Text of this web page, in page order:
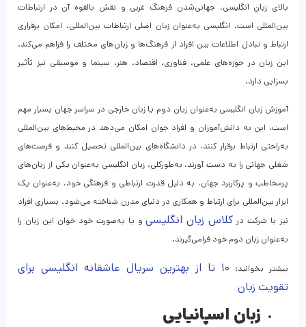
بالای زبان انگلیسی، جهانی‌شدن فرهنگ غربی و نقش بالقوه آن در ارتباطات
بین‌المللی است. انگلیسی به‌عنوان زبان اصلی ارتباطات بین‌المللی، امکان برقراری
ارتباط و تبادل اطلاعات بین افراد از فرهنگ‌ها و زبان‌های مختلف را فراهم می‌کند.
این زبان در حوزه‌های علمی، فناوری، اقتصاد، هنر، سینما و موسیقی نیز تأثیر
بسزایی دارد.
آموزش زبان انگلیسی به‌عنوان زبان دوم یا زبان خارجی در سراسر جهان بسیار مهم
است. این به دانش‌آموزان و افراد جوان امکان می‌دهد در محیط‌های بین‌المللی
به‌راحتی ارتباط برقرار کنند، در دانشگاه‌های بین‌المللی تحصیل کنند و فرصت‌های
شغلی جهانی را به دست آورند. به‌طورکلی، زبان انگلیسی به‌عنوان یکی از زبان‌های
پرمخاطب و پرکاربرد جهان، به دلیل قدرت ارتباطی و فرهنگی خود، به‌عنوان یک
ابزار بین‌المللی برای ارتباط و همکاری در دنیای مدرن شناخته می‌شود. بسیاری افراد
نیز با شرکت در کلاس زبان انگلیسیو یا به‌صورت خود خوان این زبان را
به‌عنوان زبان دوم خود فرامی‌گیرند.
بیشتر بخوانید:
۱۰ تا از بهترین سریال عاشقانه انگلیسی برای
تقویت زبان
زبان اسپانیایی